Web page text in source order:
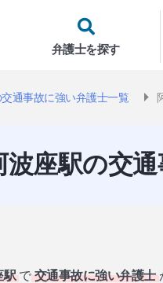
弁護士を探す
通事故に強い弁護士一覧
波座駅の交
駅 で 交通事故に強い弁護士